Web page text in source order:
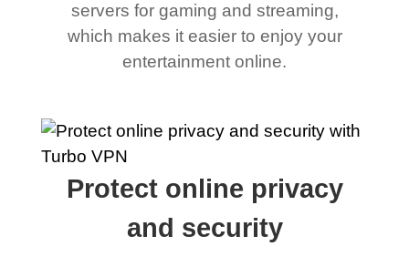
servers for gaming and streaming,
which makes it easier to enjoy your
entertainment online.
Protect online privacy
and security